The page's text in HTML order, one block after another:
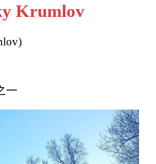
Krumlov
一